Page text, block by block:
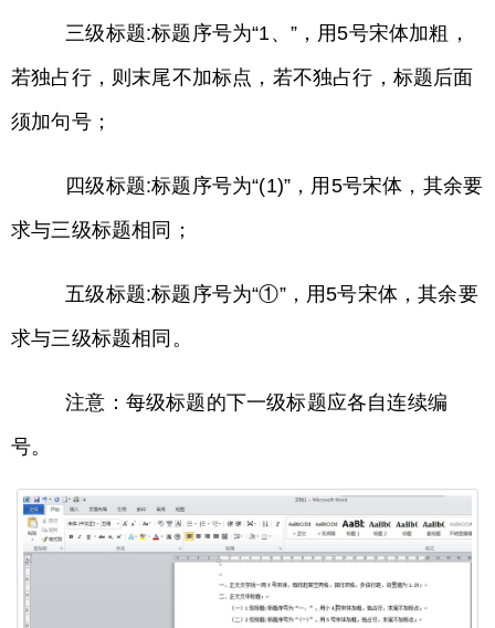
三级标题:标题序号为“1、”，用5号宋体加粗，
若独占行，则末尾不加标点，若不独占行，标题后面
须加句号；
四级标题:标题序号为“(1)”，用5号宋体，其余要
求与三级标题相同；
五级标题:标题序号为“①”，用5号宋体，其余要
求与三级标题相同。
注意：每级标题的下一级标题应各自连续编
号。